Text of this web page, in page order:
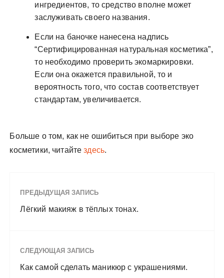
ингредиентов, то средство вполне может
заслуживать своего названия.
Если на баночке нанесена надпись
“Сертифицированная натуральная косметика”,
то необходимо проверить экомаркировки.
Если она окажется правильной, то и
вероятность того, что состав соответствует
стандартам, увеличивается.
Больше о том, как не ошибиться при выборе эко
косметики, читайтездесь.
ПРЕДЫДУЩАЯ ЗАПИСЬ
Лёгкий макияж в тёплых тонах.
СЛЕДУЮЩАЯ ЗАПИСЬ
Как самой сделать маникюр с украшениями.